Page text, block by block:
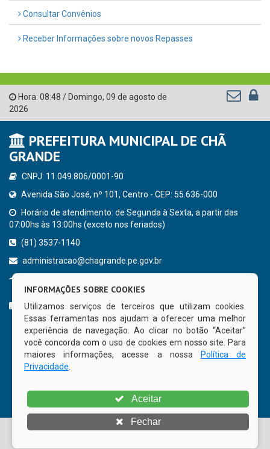
Consultar Convênios
Receber Informações sobre novos Repasses
Hora: 08:48 /Domingo, 09 de agosto de
2026
PREFEITURA MUNICIPAL DE CHÃ
GRANDE
CNPJ: 11.049.806/0001-90
Avenida São José, nº 101, Centro - CEP: 55.636-000
Horário de atendimento: de Segunda à Sexta, a partir das
07:00hs às 13:00hs (exceto nos feriados)
(81) 3537-1140
administracao@chagrande.pe.gov.br
CURTA NOSSA FAN PAGE
© Copyright 2026 Prefeitura Municipal de Chã Grande | Todos
INFORMAÇÕES SOBRE COOKIES
Utilizamos serviços de terceiros que utilizam cookies.
Essas ferramentas nos ajudam a oferecer uma melhor
experiência de navegação. Ao clicar no botão “Aceitar”
você concorda com o uso de cookies em nosso site. Para
maiores informações, acesse a nossa
Política de
Privacidade
Aceitar
Fechar